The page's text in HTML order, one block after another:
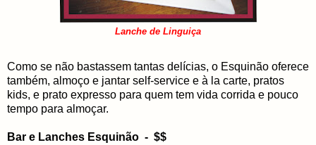
Lanche de Linguiça
Como se não bastassem tantas delícias, o Esquinão oferece
também, almoço e jantar self-service e à la carte, pratos
kids, e prato expresso para quem tem vida corrida e pouco
tempo para almoçar.
Bar e Lanches Esquinão - $$